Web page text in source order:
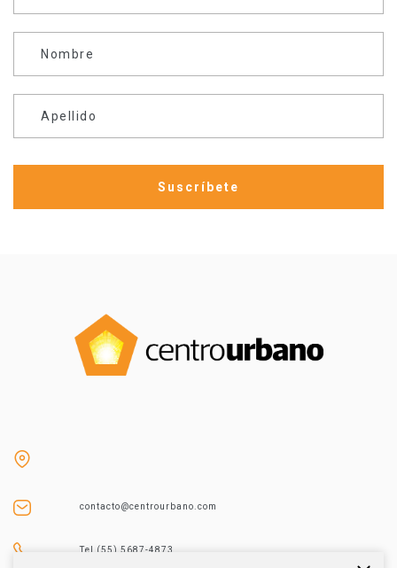
Nombre
Apellido
contacto@centrourbano.com
Tel (55) 5687-4873